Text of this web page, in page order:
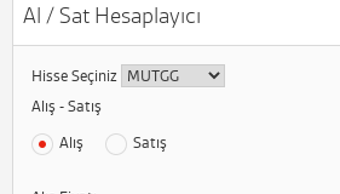
Al / Sat Hesaplayıcı
Hisse Seçiniz
Alış - Satış
Alış
Satış